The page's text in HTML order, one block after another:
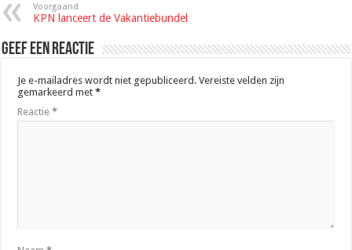
Voorgaand
KPN lanceert de Vakantiebundel
Geef een reactie
Je e-mailadres wordt niet gepubliceerd. Vereiste velden zijn
gemarkeerd met*
Reactie*